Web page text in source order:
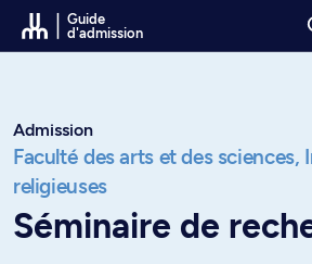
Passer au contenu
Guide
d'admission
Admission
Faculté des arts et des sciences,
religieuses
Séminaire de